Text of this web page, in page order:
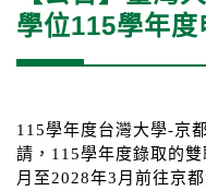
學位115學年
115學年度台灣大學-京
請，115學年度錄取的
月至2028年3月前往京